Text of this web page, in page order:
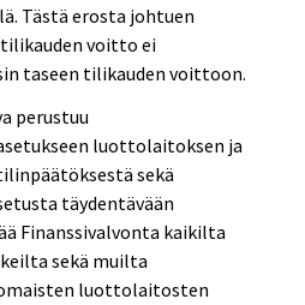
Tästä erosta johtuen
voitto ei
taseen tilikauden voittoon.
perustuu
luottolaitoksen ja
sekä
täydentävään
Finanssivalvonta kaikilta
sekä muilta
luottolaitosten